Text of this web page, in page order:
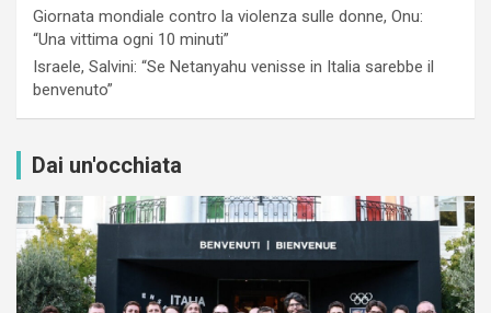
Giornata mondiale contro la violenza sulle donne, Onu:
“Una vittima ogni 10 minuti”
Israele, Salvini: “Se Netanyahu venisse in Italia sarebbe il
benvenuto”
Dai un'occhiata